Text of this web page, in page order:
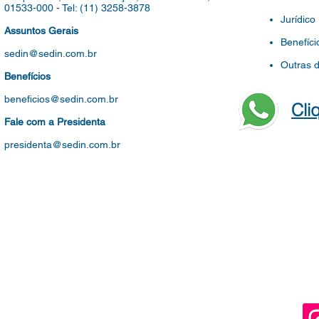
01533-000 - Tel: (11) 3258-3878
Assuntos Gerais
sedin@sedin.com.br
Benefícios
beneficios@sedin.com.br
Fale com a Presidenta
presidenta@sedin.com.br
Jurídico
Outras